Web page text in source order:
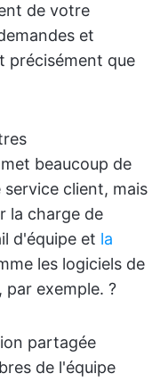
de votre
et
précisément que
beaucoup de
client, mais
la charge de
d'équipe et la
les logiciels de
exemple. ?
partagée
de l'équipe